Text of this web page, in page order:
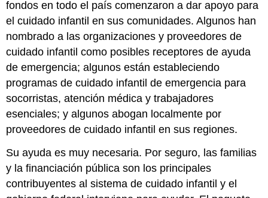
fondos en todo el país comenzaron a dar apoyo para
el cuidado infantil en sus comunidades. Algunos han
nombrado a las organizaciones y proveedores de
cuidado infantil como posibles receptores de ayuda
de emergencia; algunos están estableciendo
programas de cuidado infantil de emergencia para
socorristas, atención médica y trabajadores
esenciales; y algunos abogan localmente por
proveedores de cuidado infantil en sus regiones.
Su ayuda es muy necesaria. Por seguro, las familias
y la financiación pública son los principales
contribuyentes al sistema de cuidado infantil y el